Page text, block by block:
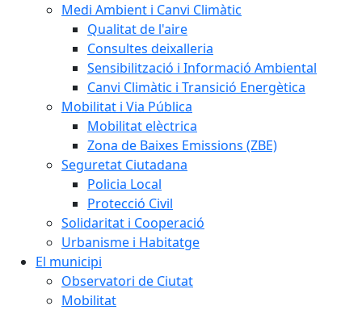
Medi Ambient i Canvi Climàtic
Qualitat de l'aire
Consultes deixalleria
Sensibilització i Informació Ambiental
Canvi Climàtic i Transició Energètica
Mobilitat i Via Pública
Mobilitat elèctrica
Zona de Baixes Emissions (ZBE)
Seguretat Ciutadana
Policia Local
Protecció Civil
Solidaritat i Cooperació
Urbanisme i Habitatge
El municipi
Observatori de Ciutat
Mobilitat